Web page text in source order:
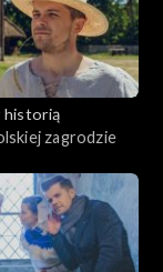
historią
zagrodzie